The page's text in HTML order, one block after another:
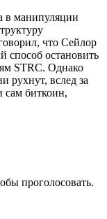
манипуляции
что Сейлор
способ остановить
STRC. Однако
рухнут, вслед за
сам биткоин,
проголосовать.